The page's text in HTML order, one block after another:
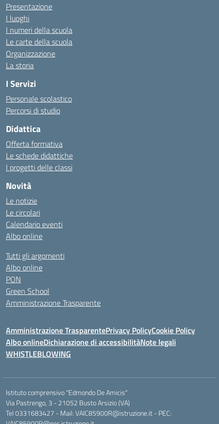
Presentazione
I luoghi
I numeri della scuola
Le carte della scuola
Organizzazione
La storia
I Servizi
Personale scolastico
Percorsi di studio
Didattica
Offerta formativa
Le schede didattiche
I progetti delle classi
Novità
Le notizie
Le circolari
Calendario eventi
Albo online
Tutti gli argomenti
Albo online
PON
Green School
Amministrazione Trasparente
Amministrazione TrasparentePrivacy PolicyCookie Policy
Albo onlineDichiarazione di accessibilitàNote legali
WHISTLEBLOWING
Istituto comprensivo "Edmondo De Amicis"
Via Pastrengo, 3 - 21052 Busto Arsizio (VA)
Tel 0331683427 - Mail: VAIC85900R@istruzione.it - PEC: